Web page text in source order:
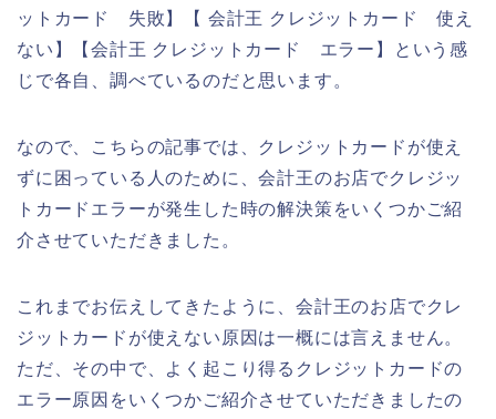
ットカード 失敗】【 会計王 クレジットカード 使え
ない】【会計王 クレジットカード エラー】という感
じで各自、調べているのだと思います。
なので、こちらの記事では、クレジットカードが使え
ずに困っている人のために、会計王のお店でクレジッ
トカードエラーが発生した時の解決策をいくつかご紹
介させていただきました。
これまでお伝えしてきたように、会計王のお店でクレ
ジットカードが使えない原因は一概には言えません。
ただ、その中で、よく起こり得るクレジットカードの
エラー原因をいくつかご紹介させていただきましたの